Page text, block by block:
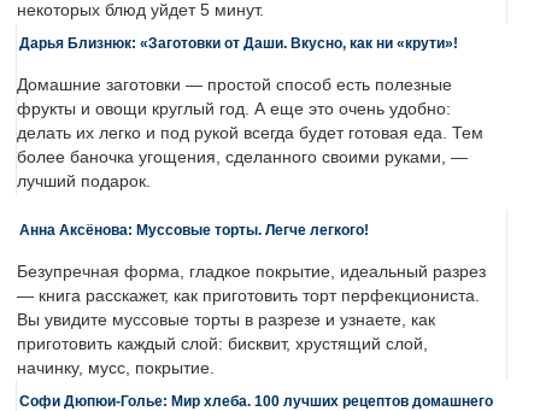
некоторых блюд уйдет 5 минут.
Дарья Близнюк: «Заготовки от Даши. Вкусно, как ни «крути»!
Домашние заготовки — простой способ есть полезные
фрукты и овощи круглый год. А еще это очень удобно:
делать их легко и под рукой всегда будет готовая еда. Тем
более баночка угощения, сделанного своими руками, —
лучший подарок.
Анна Аксёнова: Муссовые торты. Легче легкого!
Безупречная форма, гладкое покрытие, идеальный разрез
— книга расскажет, как приготовить торт перфекциониста.
Вы увидите муссовые торты в разрезе и узнаете, как
приготовить каждый слой: бисквит, хрустящий слой,
начинку, мусс, покрытие.
Софи Дюпюи-Голье: Мир хлеба. 100 лучших рецептов домашнего